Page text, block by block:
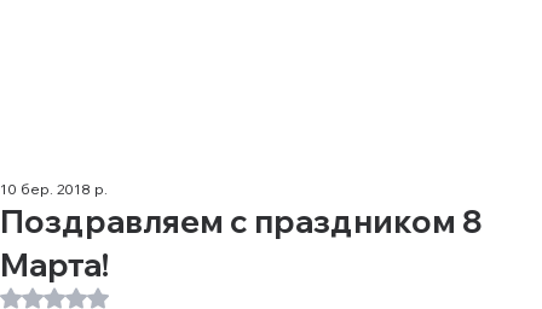
Поздравляем с праздником 8
Марта!
10 бер. 2018 р.
Оцінка: NaN з 5 зірок.